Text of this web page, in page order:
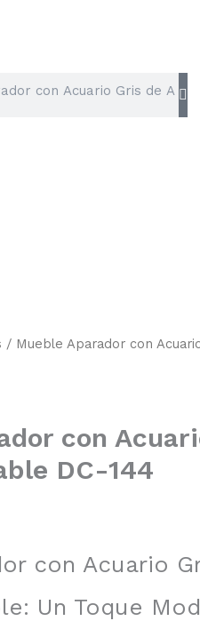
/ Mueble Aparador con
con
DC-144
con Acuario
Un Toque